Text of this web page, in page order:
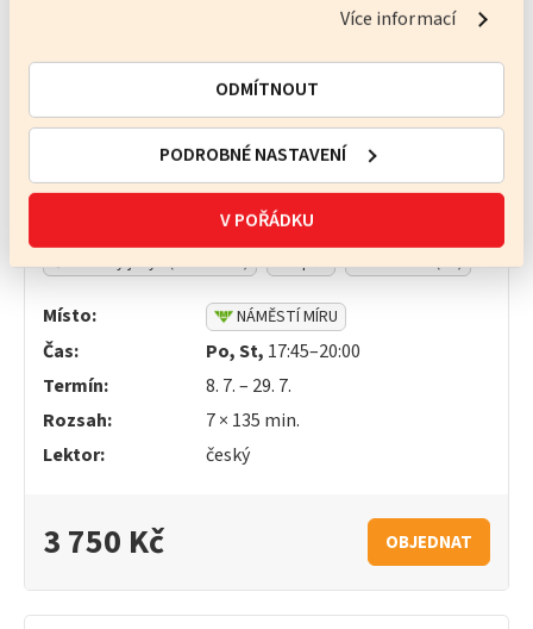
Více informací
V POŘÁDKU
PODROBNÉ NASTAVENÍ
ODMÍTNOUT
2 950 Kč
Angličtina obecná –
začátečníci (78844)
Obecný jazyk (s učebnicí) Dospělí začátečníci (A1)
Místo: NÁMĚSTÍ MÍRU
Čas: Po, St, 17:45–20:00
Termín:
8. 7. – 29. 7.
Rozsah:
7 × 135 min.
Lektor:
český
3 750 Kč OBJEDNAT